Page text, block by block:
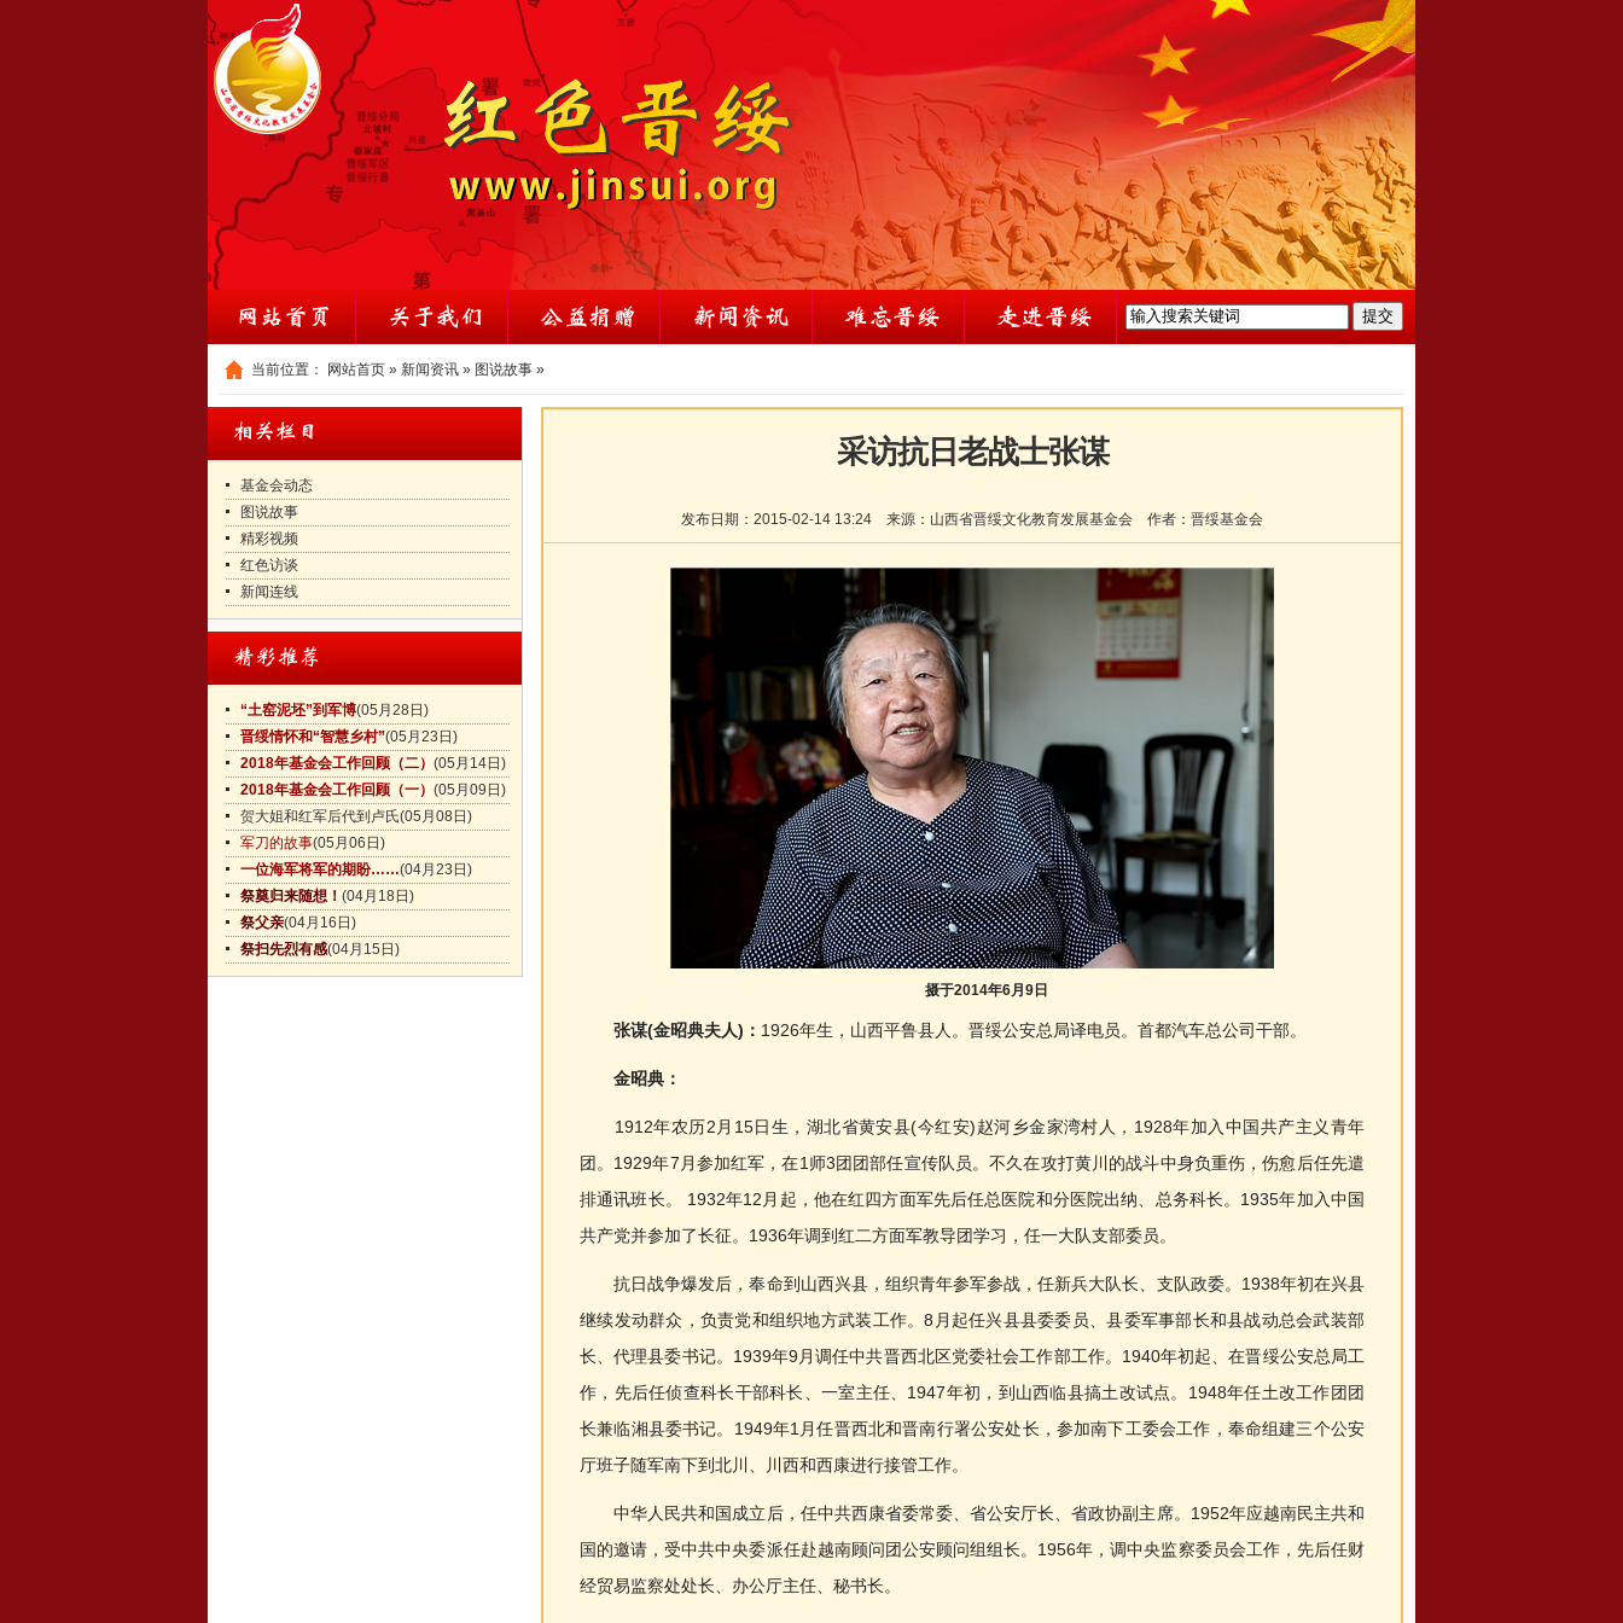
当前位置： 网站首页 » 新闻资讯 » 图说故事 »
基金会动态
图说故事
精彩视频
红色访谈
新闻连线
“土窑泥坯”到军博(05月28日)
晋绥情怀和“智慧乡村”(05月23日)
2018年基金会工作回顾（二） (05月14日)
2018年基金会工作回顾（一） (05月09日)
贺大姐和红军后代到卢氏(05月08日)
军刀的故事(05月06日)
一位海军将军的期盼……(04月23日)
祭奠归来随想！ (04月18日)
祭父亲(04月16日)
祭扫先烈有感(04月15日)
采访抗日老战士张谋
发布日期： 2015-02-14 13:24 来源： 山西省晋绥文化教育发展基金会 作者： 晋绥基金会
摄于2014年6月9日
张谋(金昭典夫人)： 1926年生，山西平鲁县人。晋绥公安总局译电员。首都汽车总公司干部。
金昭典：
1912年农历2月15日生，湖北省黄安县(今红安)赵河乡金家湾村人，1928年加入中国共产主义青年
团。1929年7月参加红军，在1师3团团部任宣传队员。不久在攻打黄川的战斗中身负重伤，伤愈后任先遣
排通讯班长。 1932年12月起，他在红四方面军先后任总医院和分医院出纳、总务科长。1935年加入中国
共产党并参加了长征。1936年调到红二方面军教导团学习，任一大队支部委员。
抗日战争爆发后，奉命到山西兴县，组织青年参军参战，任新兵大队长、支队政委。1938年初在兴县
继续发动群众，负责党和组织地方武装工作。8月起任兴县县委委员、县委军事部长和县战动总会武装部
长、代理县委书记。1939年9月调任中共晋西北区党委社会工作部工作。1940年初起、在晋绥公安总局工
作，先后任侦查科长干部科长、一室主任、1947年初，到山西临县搞土改试点。1948年任土改工作团团
长兼临湘县委书记。1949年1月任晋西北和晋南行署公安处长，参加南下工委会工作，奉命组建三个公安
厅班子随军南下到北川、川西和西康进行接管工作。
中华人民共和国成立后，任中共西康省委常委、省公安厅长、省政协副主席。1952年应越南民主共和
国的邀请，受中共中央委派任赴越南顾问团公安顾问组组长。1956年，调中央监察委员会工作，先后任财
经贸易监察处处长、办公厅主任、秘书长。